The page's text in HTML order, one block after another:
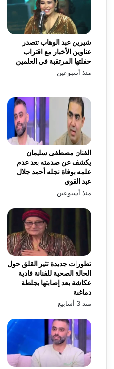
شيرين عبد الوهاب تتصدر
عناوين الأخبار مع اقتراب
حفلتها المرتقبة في العلمين
منذ أسبوعين
الفنان مصطفى سليمان
يكشف عن صدمته بعد عدم
علمه بوفاة نجله أحمد جلال
عبد القوي
منذ أسبوعين
تطورات جديدة تثير القلق حول
الحالة الصحية للفنانة فادية
عكاشة بعد إصابتها بجلطة
دماغية
منذ 3 أسابيع